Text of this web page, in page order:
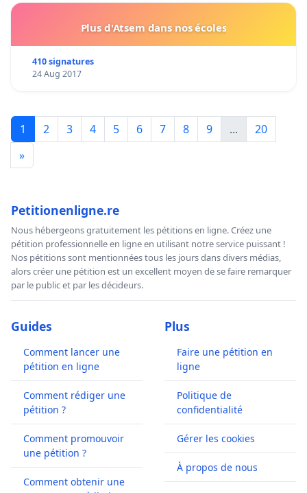
Plus d'Atsem dans nos écoles
410 signatures
24 Aug 2017
1 2 3 4 5 6 7 8 9 ...
20
»
Petitionenligne.re
Nous hébergeons gratuitement les pétitions en ligne. Créez une
pétition professionnelle en ligne en utilisant notre service puissant !
Nos pétitions sont mentionnées tous les jours dans divers médias,
alors créer une pétition est un excellent moyen de se faire remarquer
par le public et par les décideurs.
Guides
Comment lancer une
pétition en ligne
Comment rédiger une
pétition ?
Comment promouvoir
une pétition ?
Comment obtenir une
Plus
Faire une pétition en
ligne
Politique de
confidentialité
Gérer les cookies
À propos de nous